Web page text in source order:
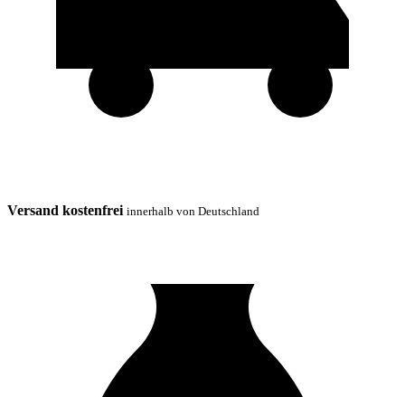
Versand kostenfrei innerhalb von Deutschland